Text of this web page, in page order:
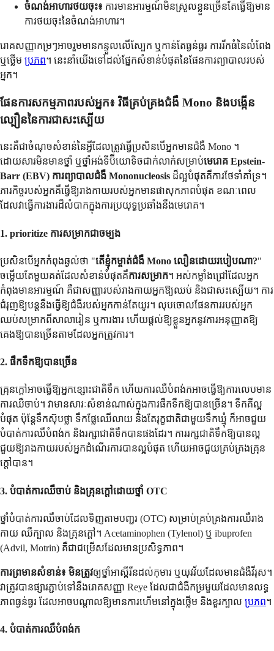
ចំណង់អាហារថយចុះ៖ ការមានអារម្មណ៍មិនស្រួលខ្លួនច្រើនតែធ្វើឱ្យមាន
ការថយចុះនៃចំណង់អាហារ។
រោគសញ្ញាកម្រៗអាចរួមមានកន្ទួលលើស្បែក ឬកាន់តែធ្ងន់ធ្ងរ ការរីកធំនៃលំពែង
ឬថ្លើម ប្រភព។ នេះនាំយើងទៅដល់ផ្នែកសំខាន់បំផុតនៃផែនការព្យាបាលរបស់
អ្នក។
ផែនការសកម្មភាពរបស់អ្នក៖ វិធីគ្រប់គ្រងជំងឺ Mono និងបង្កើន
ល្បឿននៃការជាសះស្បើយ
នេះគឺជាចំណុចសំខាន់នៃអ្វីដែលត្រូវធ្វើប្រសិនបើអ្នកមានជំងឺ Mono ។
ដោយសារមិនមានថ្នាំ ឬថ្នាំអង់ទីប៊ីយោទិចជាក់លាក់សម្រាប់មេរោគ Epstein-
Barr (EBV) ការព្យាបាលជំងឺ Mononucleosis ដ៏ល្អបំផុតគឺការថែទាំគាំទ្រ។
ភារកិច្ចរបស់អ្នកគឺធ្វើឱ្យរាងកាយរបស់អ្នកមានផាសុកភាពបំផុត ខណៈពេល
ដែលវាធ្វើការងារដ៏លំបាកក្នុងការប្រយុទ្ធប្រឆាំងនឹងមេរោគ។
1. prioritize ការសម្រាកជាចម្បង
ប្រសិនបើអ្នកកំពុងឆ្ងល់ថា "តើខ្ញុំកម្ចាត់ជំងឺ Mono លឿនដោយរបៀបណា?"
ចម្លើយតែមួយគត់ដែលសំខាន់បំផុតគឺការសម្រាក។ អស់កម្លាំងជ្រៅដែលអ្នក
កំពុងមានអារម្មណ៍ គឺជាសញ្ញារបស់រាងកាយអ្នកឱ្យឈប់ និងជាសះស្បើយ។ ការ
ជំរុញឱ្យបន្តនឹងធ្វើឱ្យជំងឺរបស់អ្នកកាន់តែយូរ។ លុបចោលផែនការរបស់អ្នក
ឈប់សម្រាកពីសាលារៀន ឬការងារ ហើយផ្តល់ឱ្យខ្លួនអ្នកនូវការអនុញ្ញាតឱ្យ
គេងឱ្យបានច្រើនតាមដែលអ្នកត្រូវការ។
2. ផឹកទឹកឱ្យបានច្រើន
គ្រុនក្តៅអាចធ្វើឱ្យអ្នកខ្សោះជាតិទឹក ហើយការឈឺបំពង់កអាចធ្វើឱ្យការលេបមាន
ការឈឺចាប់។ វាមានសារៈសំខាន់ណាស់ក្នុងការផឹកទឹកឱ្យបានច្រើន។ ទឹកគឺល្អ
បំផុត ប៉ុន្តែទឹកស៊ុបថ្លា ទឹកផ្លែឈើលាយ និងតែរុក្ខជាតិជាមួយទឹកឃ្មុំ ក៏អាចជួយ
បំបាត់ការឈឺបំពង់ក និងរក្សាជាតិទឹកបានផងដែរ។ ការរក្សជាតិទឹកឱ្យបានល្អ
ជួយឱ្យរាងកាយរបស់អ្នកដំណើរការបានល្អបំផុត ហើយអាចជួយគ្រប់គ្រងគ្រុន
ក្តៅបាន។
3. បំបាត់ការឈឺចាប់ និងគ្រុនក្តៅដោយថ្នាំ OTC
ថ្នាំបំបាត់ការឈឺចាប់ដែលទិញតាមបញ្ជរ (OTC) សម្រាប់គ្រប់គ្រងការឈឺរាង
កាយ ឈឺក្បាល និងគ្រុនក្តៅ។ Acetaminophen (Tylenol) ឬ ibuprofen
(Advil, Motrin) គឺជាជម្រើសដែលមានប្រសិទ្ធភាព។
ការព្រមានសំខាន់៖ មិនត្រូវឲ្យថ្នាំអាស្ពីរីនដល់កុមារ ឬយុវវ័យដែលមានជំងឺវីរុស។
វាត្រូវបានផ្សារភ្ជាប់ទៅនឹងរោគសញ្ញា Reye ដែលជាជំងឺកម្រមួយដែលមានលទ្ធ
ភាពធ្ងន់ធ្ងរ ដែលអាចបណ្តាលឱ្យមានការហើមនៅក្នុងថ្លើម និងខួរក្បាល ប្រភព។
4. បំបាត់ការឈឺបំពង់ក